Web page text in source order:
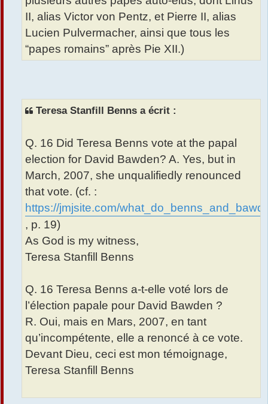
II, alias Victor von Pentz, et Pierre II, alias
Lucien Pulvermacher, ainsi que tous les
“papes romains” après Pie XII.)
Teresa Stanfill Benns a écrit :
Q. 16 Did Teresa Benns vote at the papal
election for David Bawden? A. Yes, but in
March, 2007, she unqualifiedly renounced
that vote. (cf. :
https://jmjsite.com/
, p. 19)
As God is my witness,
Teresa Stanfill Benns
Q. 16 Teresa Benns a-t-elle voté lors de
l’élection papale pour David Bawden ?
R. Oui, mais en Mars, 2007, en tant
qu’incompétente, elle a renoncé à ce vote.
Devant Dieu, ceci est mon témoignage,
Teresa Stanfill Benns